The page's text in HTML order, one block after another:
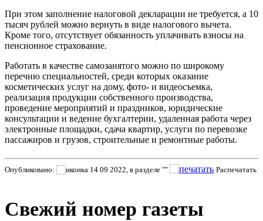
При этом заполнение налоговой декларации не требуется, а 10
тысяч рублей можно вернуть в виде налогового вычета.
Кроме того, отсутствует обязанность уплачивать взносы на
пенсионное страхование.
Работать в качестве самозанятого можно по широкому
перечню специальностей, среди которых оказание
косметических услуг на дому, фото- и видеосъемка,
реализация продукции собственного производства,
проведение мероприятий и праздников, юридические
консультации и ведение бухгалтерии, удаленная работа через
электронные площадки, сдача квартир, услуги по перевозке
пассажиров и грузов, строительные и ремонтные работы.
Опубликовано: 14 09 2022, в разделе "" Распечатать
Свежий номер газеты